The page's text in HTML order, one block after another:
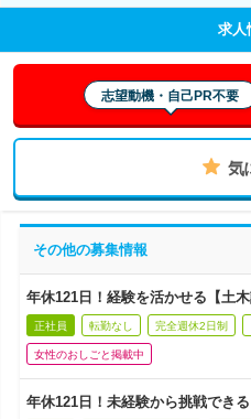
求人
志望動機・自己PR不要
気
その他の募集情報
年休121日！経験を活かせる【土
正社員 転勤なし 完全週休2日制
女性のおしごと掲載中
年休121日！未経験から挑戦でき